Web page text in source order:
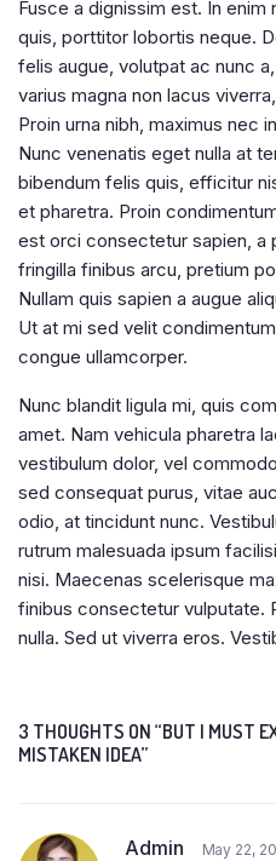
Fusce a dignissim est. In enim
quis, porttitor lobortis neque.
felis augue, volutpat ac nunc
varius magna non lacus
Proin urna nibh, maximus nec
Nunc venenatis eget nulla at
bibendum felis quis, efficitur
et pharetra. Proin
est orci consectetur sapien, a
fringilla finibus arcu, pretium
Nullam quis sapien a augue
Ut at mi sed velit
congue ullamcorper.
Nunc blandit ligula mi, quis
amet. Nam vehicula pharetra
vestibulum dolor, vel
sed consequat purus, vitae
odio, at tincidunt nunc.
rutrum malesuada ipsum
nisi. Maecenas scelerisque
finibus consectetur vulputate.
nulla. Sed ut viverra eros.
3 THOUGHTS ON “BUT I MUST
MISTAKEN IDEA”
Admin May 22,